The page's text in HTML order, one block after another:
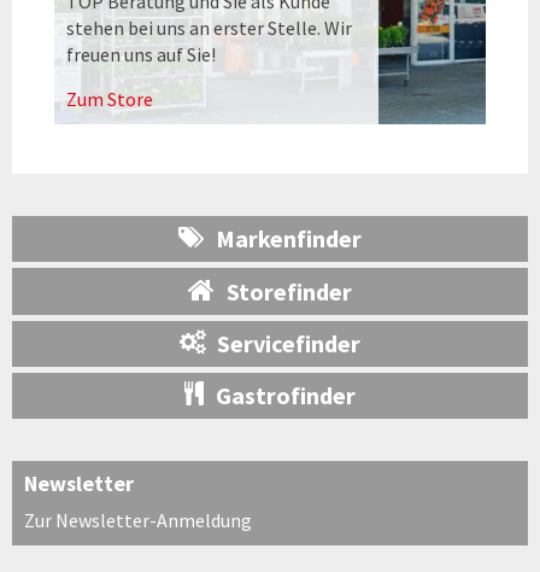
stehen bei uns an erster Stelle. Wir
freuen uns auf Sie!
Zum Store
Markenfinder
Storefinder
Servicefinder
Gastrofinder
Newsletter
Zur Newsletter-Anmeldung